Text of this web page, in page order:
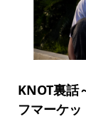
KNOT裏話
フマーケッ